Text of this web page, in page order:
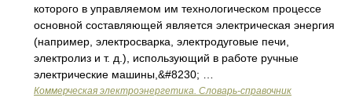
которого в управляемом им технологическом процессе
основной составляющей является электрическая энергия
(например, электросварка, электродуговые печи,
электролиз и т. д.), использующий в работе ручные
электрические машины,&#8230; …
Коммерческая электроэнергетика. Словарь-справочник